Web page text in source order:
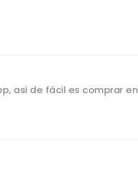
asi de fácil es comprar en